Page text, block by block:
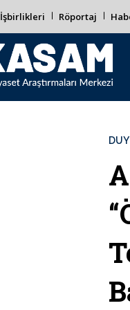
İşbirlikleri Röportaj